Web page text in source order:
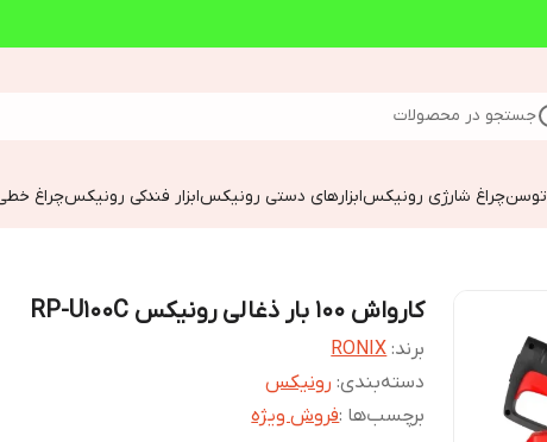
جستجو در محصولات
توسنچراغ شارژی رونیکسابزارهای دستی رونیکسابزار فندکی رونیکسچراغ
کارواش 100 بار ذغالی رونیکس RP-U100C
برند: RONIX
دسته‌بندی: رونیکس
برچسب‌ها :فروش ویژه